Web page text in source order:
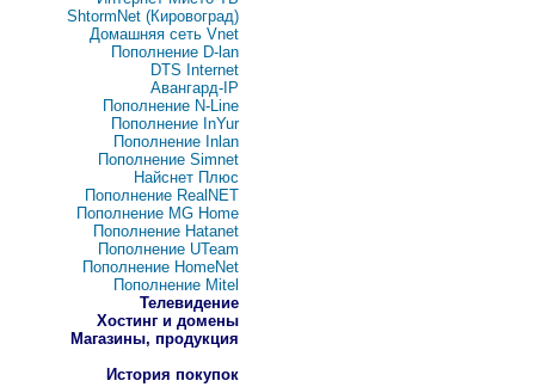
ShtormNet (Кировоград)
Домашняя сеть Vnet
Пополнение D-lan
DTS Internet
Авангард-IP
Пополнение N-Line
Пополнение InYur
Пополнение Inlan
Пополнение Simnet
Найснет Плюс
Пополнение RealNET
Пополнение MG Home
Пополнение Hatanet
Пополнение UTeam
Пополнение HomeNet
Пополнение Mitel
Телевидение
Хостинг и домены
Магазины, продукция
История покупок